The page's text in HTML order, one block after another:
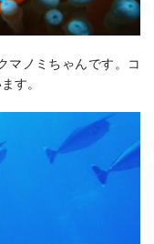
マノミちゃんです。コ
す。